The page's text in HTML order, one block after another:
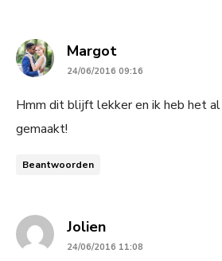
Margotsays:
24/06/2016 09:16
Hmm dit blijft lekker en ik heb het
gemaakt!
Beantwoorden
Joliensays:
24/06/2016 11:08